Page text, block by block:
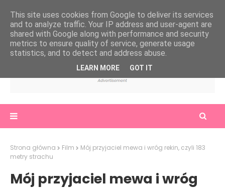
Strona główna Film
Mój przyjaciel mewa i wróg rekin, czyli 183
metry strachu
Mój przyjaciel mewa i wróg
This site uses cookies from Google to deliver its services
and to analyze traffic. Your IP address and user-agent are
shared with Google along with performance and security
metrics to ensure quality of service, generate usage
statistics, and to detect and address abuse.
LEARN MORE GOT IT